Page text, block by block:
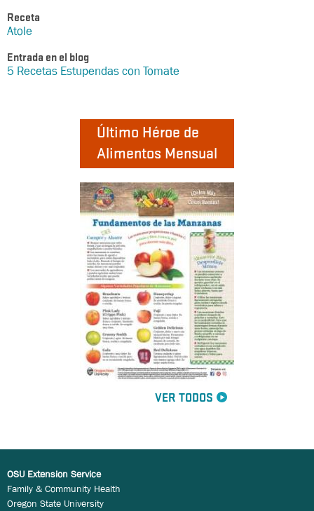
Receta
Atole
Entrada en el blog
5 Recetas Estupendas con Tomate
Último Héroe de
Alimentos Mensual
VER TODOS
OSU Extension Service
Family & Community Health
Oregon State University